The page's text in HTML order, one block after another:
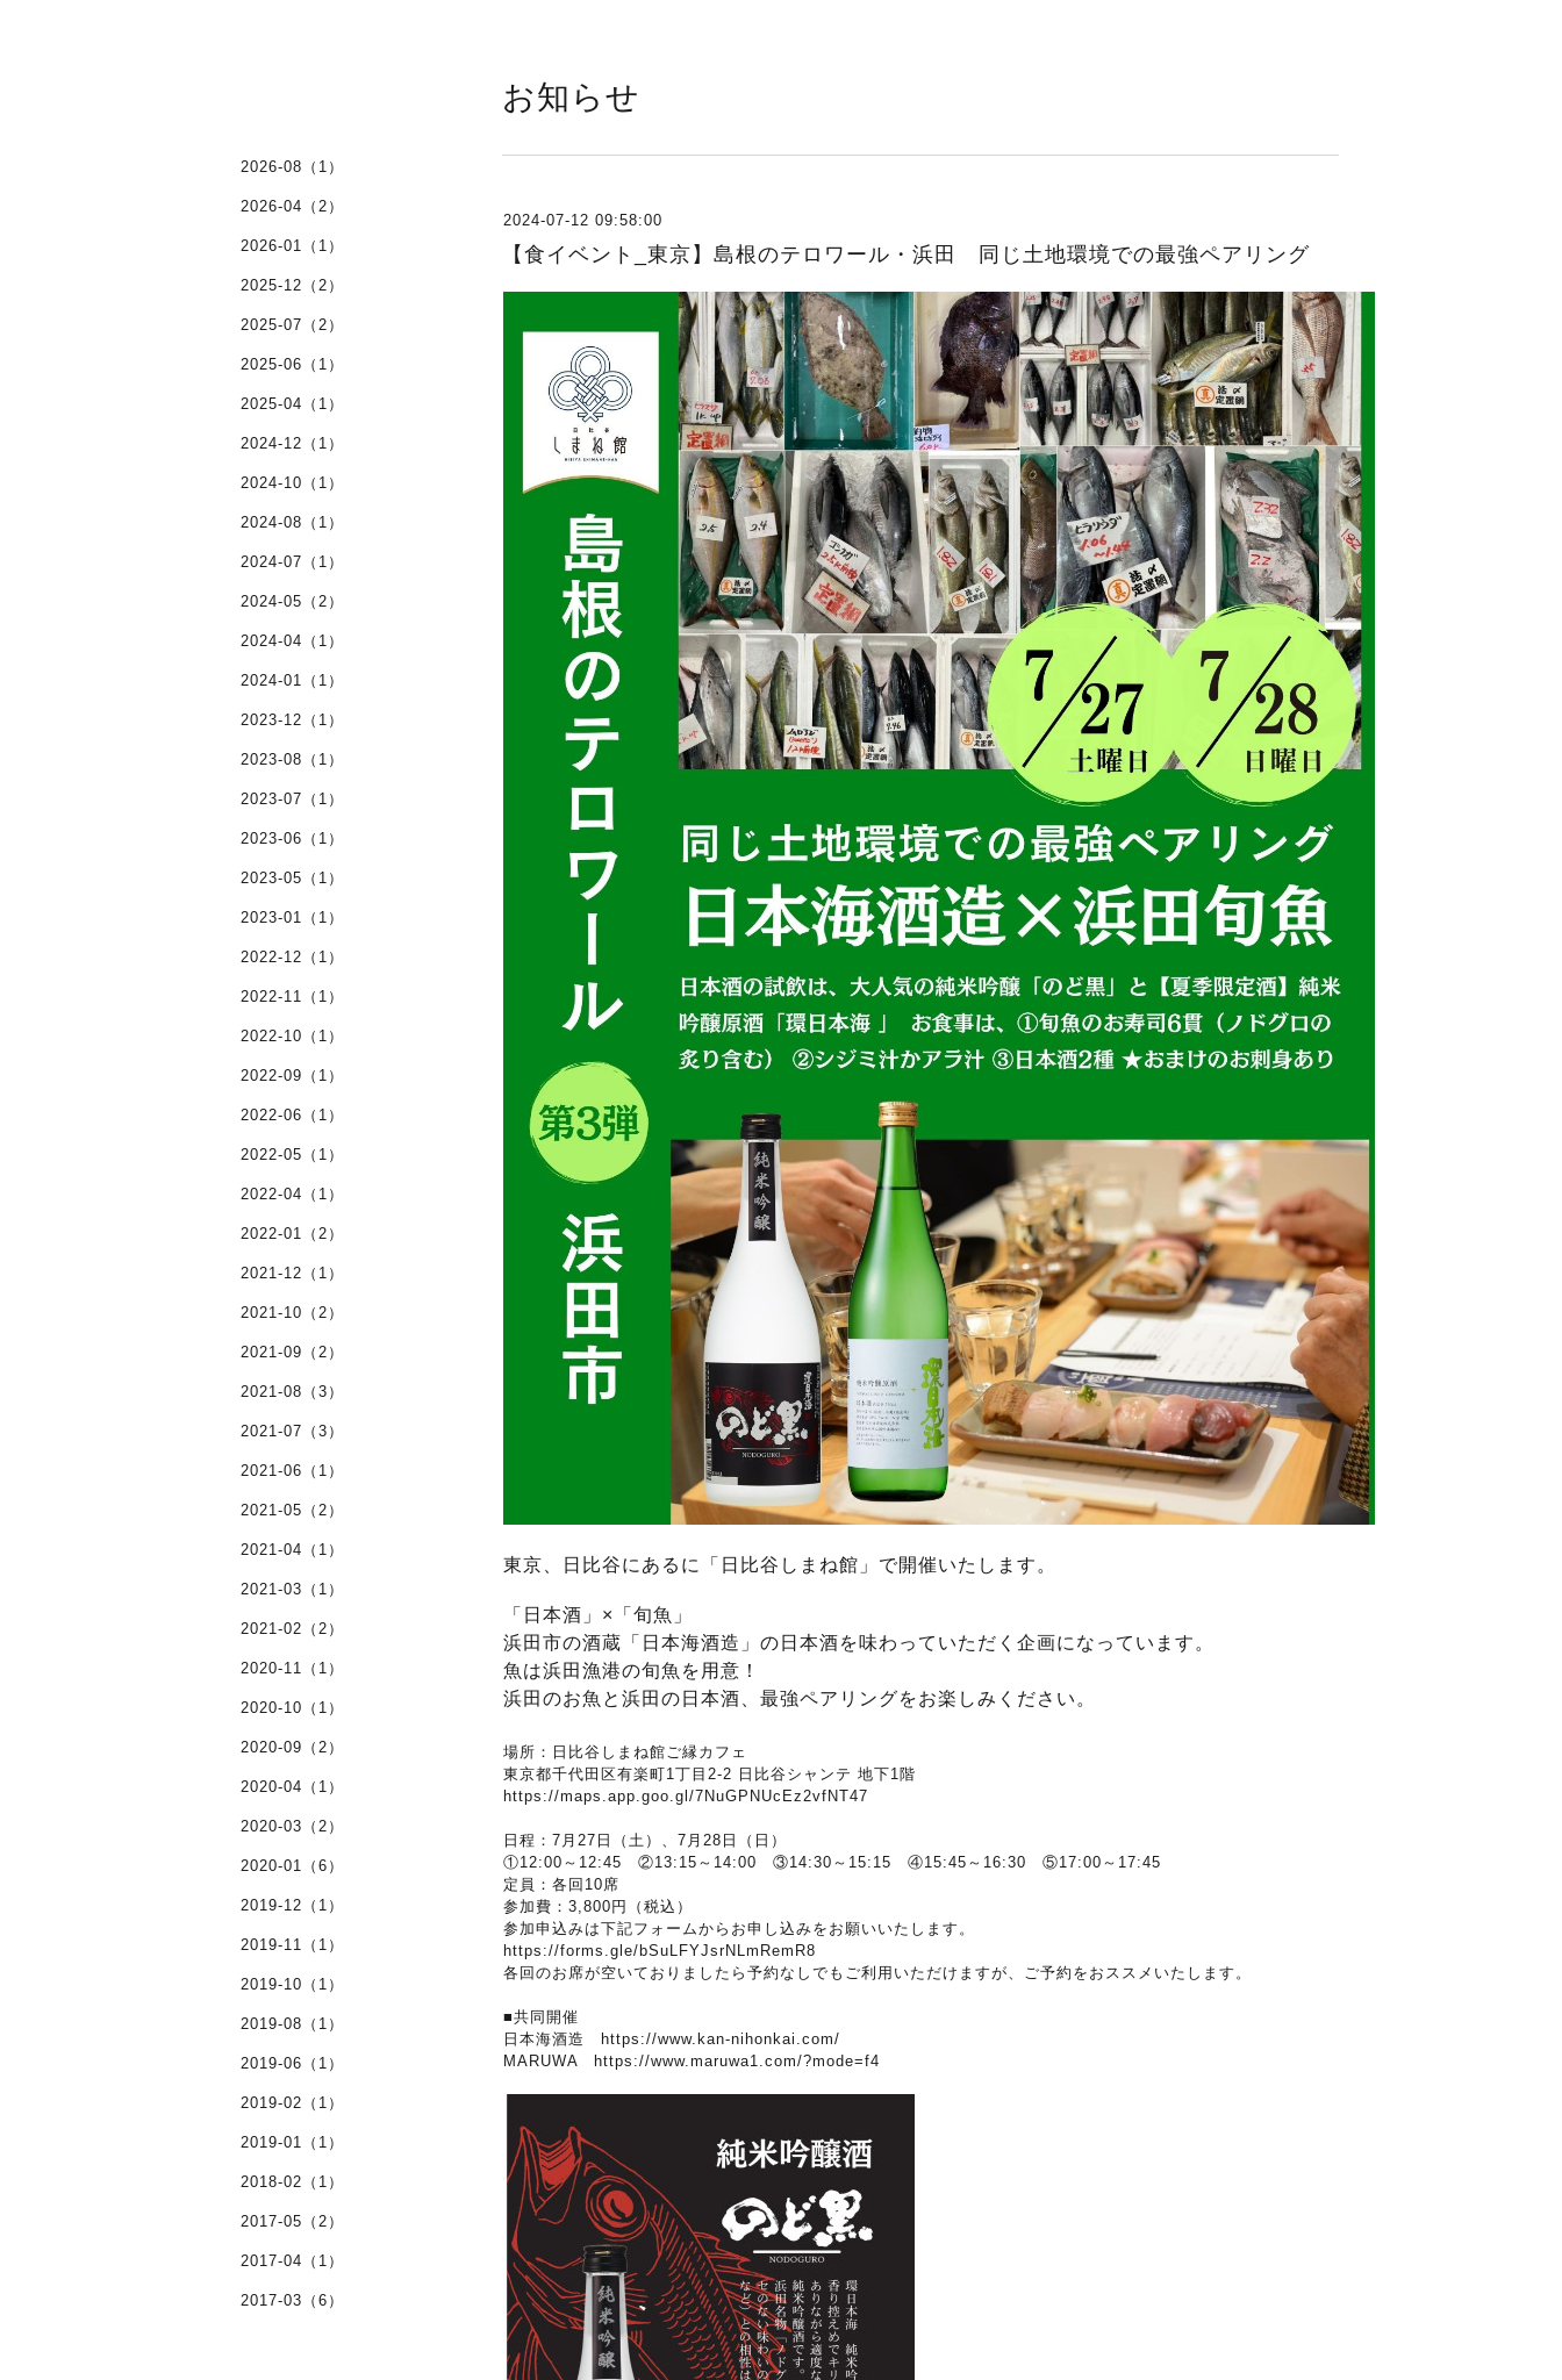
お知らせ
2024-07-12 09:58:00
【食イベント_東京】島根のテロワール・浜田 同じ土地環境での最強ペアリング
東京、日比谷にあるに「日比谷しまね館」で開催いたします。
「日本酒」×「旬魚」
浜田市の酒蔵「日本海酒造」の日本酒を味わっていただく企画になっています。
魚は浜田漁港の旬魚を用意！
浜田のお魚と浜田の日本酒、最強ペアリングをお楽しみください。
場所：日比谷しまね館ご縁カフェ
東京都千代田区有楽町1丁目2-2 日比谷シャンテ 地下1階
https://maps.app.goo.gl/7NuGPNUcEz2vfNT47
日程：7月27日（土）、7月28日（日）
①12:00～12:45 ②13:15～14:00 ③14:30～15:15 ④15:45～16:30 ⑤17:00～17:45
定員：各回10席
参加費：3,800円（税込）
参加申込みは下記フォームからお申し込みをお願いいたします。
https://forms.gle/bSuLFYJsrNLmRemR8
各回のお席が空いておりましたら予約なしでもご利用いただけますが、ご予約をおススメいたします。
■共同開催
日本海酒造
https://www.kan-nihonkai.com/
MARUWA
https://www.maruwa1.com/?mode=f4
2026-08（1）
2026-04（2）
2026-01（1）
2025-12（2）
2025-07（2）
2025-06（1）
2025-04（1）
2024-12（1）
2024-10（1）
2024-08（1）
2024-07（1）
2024-05（2）
2024-04（1）
2024-01（1）
2023-12（1）
2023-08（1）
2023-07（1）
2023-06（1）
2023-05（1）
2023-01（1）
2022-12（1）
2022-11（1）
2022-10（1）
2022-09（1）
2022-06（1）
2022-05（1）
2022-04（1）
2022-01（2）
2021-12（1）
2021-10（2）
2021-09（2）
2021-08（3）
2021-07（3）
2021-06（1）
2021-05（2）
2021-04（1）
2021-03（1）
2021-02（2）
2020-11（1）
2020-10（1）
2020-09（2）
2020-04（1）
2020-03（2）
2020-01（6）
2019-12（1）
2019-11（1）
2019-10（1）
2019-08（1）
2019-06（1）
2019-02（1）
2019-01（1）
2018-02（1）
2017-05（2）
2017-04（1）
2017-03（6）